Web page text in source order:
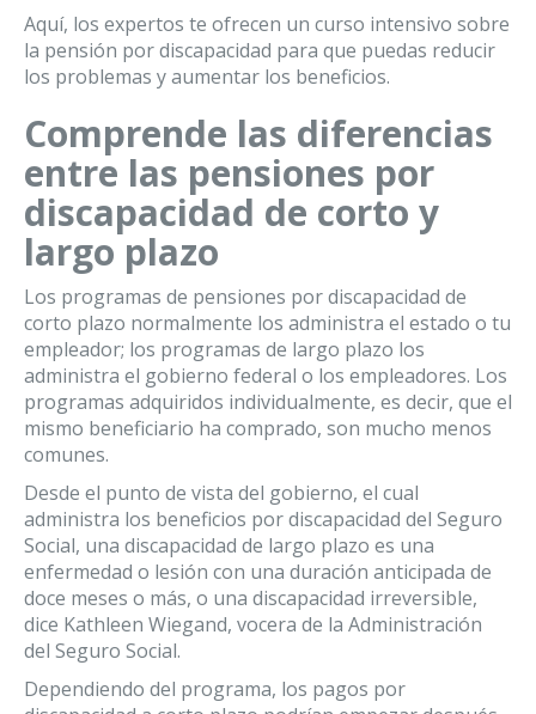
Aquí, los expertos te ofrecen un curso intensivo sobre
la pensión por discapacidad para que puedas reducir
los problemas y aumentar los beneficios.
Comprende las diferencias
entre las pensiones por
discapacidad de corto y
largo plazo
Los programas de pensiones por discapacidad de
corto plazo normalmente los administra el estado o tu
empleador; los programas de largo plazo los
administra el gobierno federal o los empleadores. Los
programas adquiridos individualmente, es decir, que el
mismo beneficiario ha comprado, son mucho menos
comunes.
Desde el punto de vista del gobierno, el cual
administra los beneficios por discapacidad del Seguro
Social, una discapacidad de largo plazo es una
enfermedad o lesión con una duración anticipada de
doce meses o más, o una discapacidad irreversible,
dice Kathleen Wiegand, vocera de la Administración
del Seguro Social.
Dependiendo del programa, los pagos por